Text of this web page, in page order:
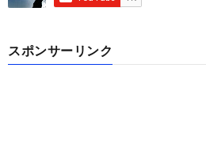
スポンサーリンク